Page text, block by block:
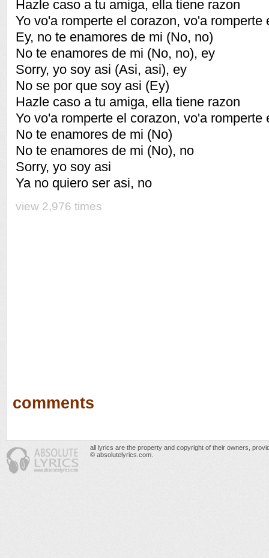
Hazle caso a tu amiga, ella tiene razon
Yo vo'a romperte el corazon, vo'a romperte
Ey, no te enamores de mi (No, no)
No te enamores de mi (No, no), ey
Sorry, yo soy asi (Asi, asi), ey
No se por que soy asi (Ey)
Hazle caso a tu amiga, ella tiene razon
Yo vo'a romperte el corazon, vo'a romperte
No te enamores de mi (No)
No te enamores de mi (No), no
Sorry, yo soy asi
Ya no quiero ser asi, no
view 2,976 times
comments
all lyrics are the property and copyright of their owners,
© absolutelyrics.com.